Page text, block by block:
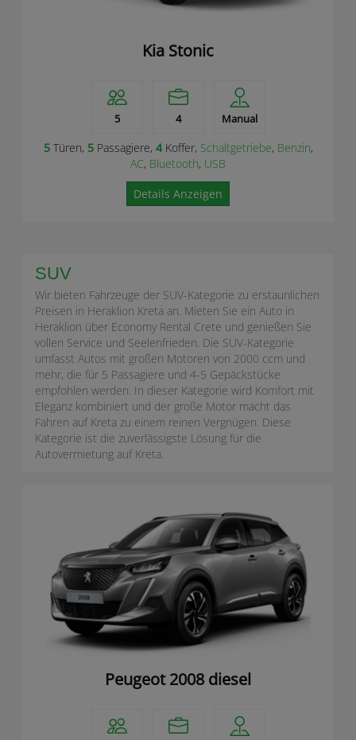
Kia Stonic
5 4 Manual
5Türen, 5Passagiere, 4Koffer, Schaltgetriebe, Benzin,
AC, Bluetooth, USB
Details Anzeigen
SUV
Wir bieten Fahrzeuge der SUV-Kategorie zu erstaunlichen
Preisen in Heraklion Kreta an. Mieten Sie ein Auto in
Heraklion über Economy Rental Crete und genießen Sie
vollen Service und Seelenfrieden. Die SUV-Kategorie
umfasst Autos mit großen Motoren von 2000 ccm und
mehr, die für 5 Passagiere und 4-5 Gepäckstücke
empfohlen werden. In dieser Kategorie wird Komfort mit
Eleganz kombiniert und der große Motor macht das
Fahren auf Kreta zu einem reinen Vergnügen. Diese
Kategorie ist die zuverlässigste Lösung für die
Autovermietung auf Kreta.
Peugeot 2008 diesel